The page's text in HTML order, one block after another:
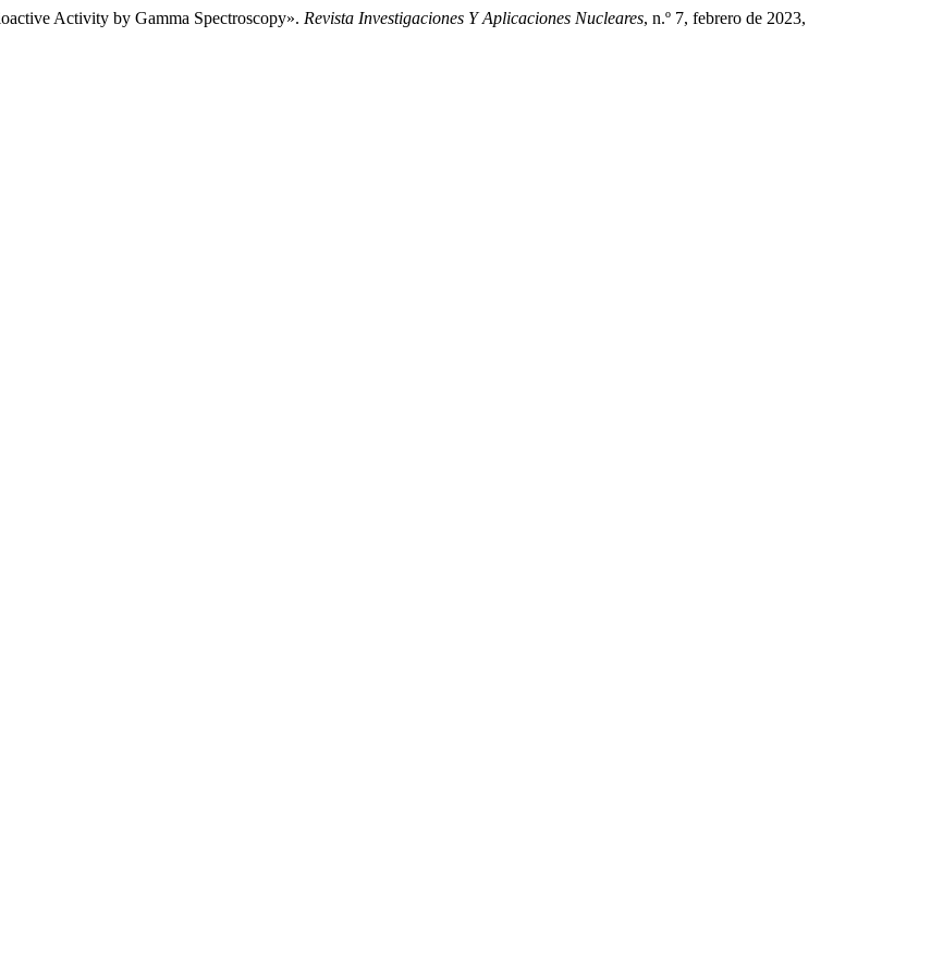
Activity by Gamma Spectroscopy». Revista Investigaciones Y Aplicaciones Nucleares, n.º 7, febrero de 2023,